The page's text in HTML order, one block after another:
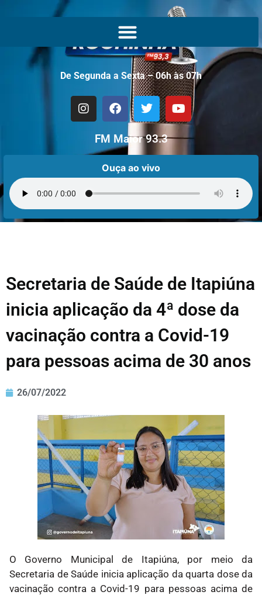
De Segunda a Sexta – 06h às 07h
FM Maior 93.3
Ouça ao vivo
Secretaria de Saúde de Itapiúna
inicia aplicação da 4ª dose da
vacinação contra a Covid-19
para pessoas acima de 30 anos
26/07/2022
O Governo Municipal de Itapiúna, por meio da
Secretaria de Saúde inicia aplicação da quarta dose da
vacinação contra a Covid-19 para pessoas acima de